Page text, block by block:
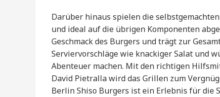
Darüber hinaus spielen die
und ideal auf die übrigen Komponenten
Geschmack des Burgers und trägt zur
Serviervorschläge wie knackiger Salat und
Abenteuer machen. Mit den richtigen
David Pietralla wird das Grillen zum
Berlin Shiso Burgers ist ein Erlebnis für die